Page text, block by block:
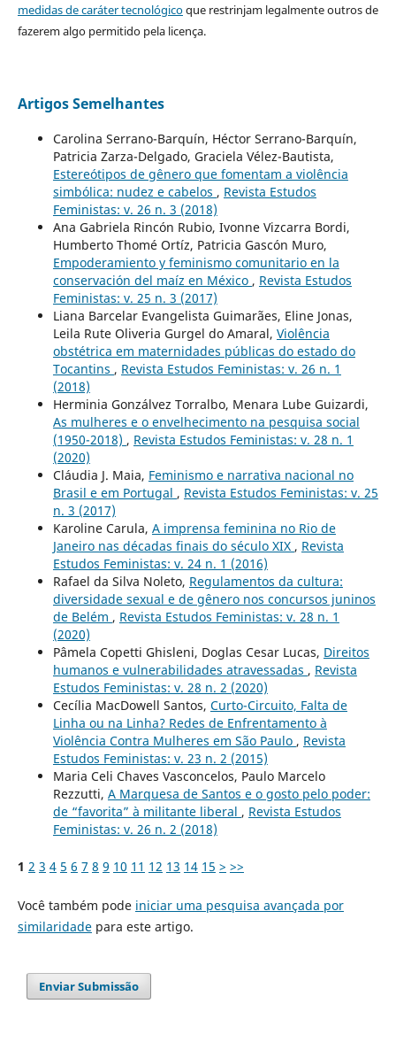
medidas de caráter tecnológicoque restrinjam legalmente outros de
fazerem algo permitido pela licença.
Artigos Semelhantes
Carolina Serrano-Barquín, Héctor Serrano-Barquín,
Patricia Zarza-Delgado, Graciela Vélez-Bautista,
Estereótipos de gênero que fomentam a violência
simbólica: nudez e cabelos , Revista Estudos
Feministas: v. 26 n. 3 (2018)
Ana Gabriela Rincón Rubio, Ivonne Vizcarra Bordi,
Humberto Thomé Ortíz, Patricia Gascón Muro,
Empoderamiento y feminismo comunitario en la
conservación del maíz en México , Revista Estudos
Feministas: v. 25 n. 3 (2017)
Liana Barcelar Evangelista Guimarães, Eline Jonas,
Leila Rute Oliveria Gurgel do Amaral, Violência
obstétrica em maternidades públicas do estado do
Tocantins , Revista Estudos Feministas: v. 26 n. 1
(2018)
Herminia Gonzálvez Torralbo, Menara Lube Guizardi,
As mulheres e o envelhecimento na pesquisa social
(1950-2018) , Revista Estudos Feministas: v. 28 n. 1
(2020)
Cláudia J. Maia, Feminismo e narrativa nacional no
Brasil e em Portugal , Revista Estudos Feministas: v. 25
n. 3 (2017)
Karoline Carula, A imprensa feminina no Rio de
Janeiro nas décadas finais do século XIX , Revista
Estudos Feministas: v. 24 n. 1 (2016)
Rafael da Silva Noleto, Regulamentos da cultura:
diversidade sexual e de gênero nos concursos juninos
de Belém , Revista Estudos Feministas: v. 28 n. 1
(2020)
Pâmela Copetti Ghisleni, Doglas Cesar Lucas, Direitos
humanos e vulnerabilidades atravessadas , Revista
Estudos Feministas: v. 28 n. 2 (2020)
Cecília MacDowell Santos, Curto-Circuito, Falta de
Linha ou na Linha? Redes de Enfrentamento à
Violência Contra Mulheres em São Paulo , Revista
Estudos Feministas: v. 23 n. 2 (2015)
Maria Celi Chaves Vasconcelos, Paulo Marcelo
Rezzutti, A Marquesa de Santos e o gosto pelo poder:
de “favorita” à militante liberal , Revista Estudos
Feministas: v. 26 n. 2 (2018)
1 2 3 4 5 6 7 8 9 10 11 12 13 14 15 > >>
Você também pode iniciar uma pesquisa avançada por
similaridadepara este artigo.
Enviar Submissão